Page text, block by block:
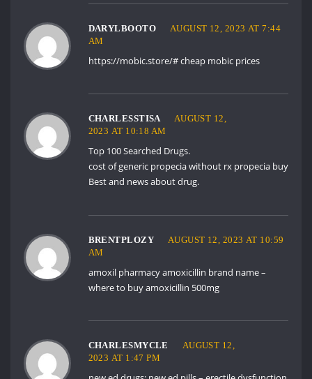
DARYLBOOTO
AUGUST 12, 2023 AT 7:44
AM
https://mobic.store/#cheap mobic prices
CHARLESSTISA
AUGUST 12,
2023 AT 10:18 AM
Top 100 Searched Drugs.
cost of generic propecia without rx propecia buy
Best and news about drug.
BRENTPLOZY
AUGUST 12, 2023 AT 10:59
AM
amoxil pharmacyamoxicillin brand name–
where to buy amoxicillin 500mg
CHARLESMYCLE
AUGUST 12,
2023 AT 1:47 PM